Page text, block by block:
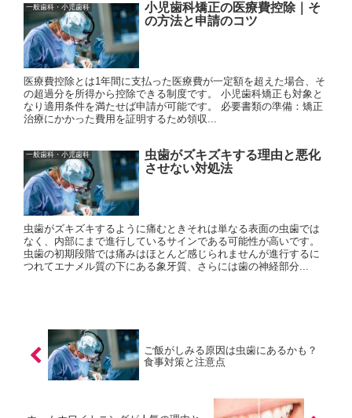
一般歯科・小児歯科
小児歯科矯正の医療費控除｜そ
の方法と申請のコツ
医療費控除とは1年間に支払った医療費が一定額を超えた場合、そ
の超過分を所得から控除できる制度です。 小児歯科矯正も対象と
なり適用条件を満たせば申請が可能です。 必要書類の準備：矯正
治療にかかった費用を証明するため領収...
一般歯科・小児歯科
虫歯がズキズキする理由と悪化
させない対処法
虫歯がズキズキするように痛むときそれは単なる表面の虫歯では
なく、内部にまで進行しているサインである可能性が高いです。
虫歯の初期段階では痛みはほとんど感じられませんが進行するに
つれてエナメル質の下にある象牙質、さらには歯の神経部分...
ご飯がしみる原因は虫歯にあるかも？
食事対策と注意点